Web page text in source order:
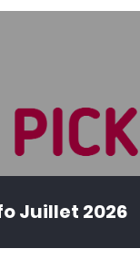
Juillet 2026